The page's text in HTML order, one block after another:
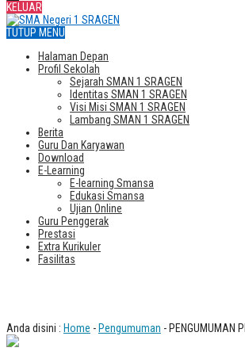
KELUAR
TUTUP MENU
Halaman Depan
Profil Sekolah
Sejarah SMAN 1 SRAGEN
Identitas SMAN 1 SRAGEN
Visi Misi SMAN 1 SRAGEN
Lambang SMAN 1 SRAGEN
Berita
Guru Dan Karyawan
Download
E-Learning
E-learning Smansa
Edukasi Smansa
Ujian Online
Guru Penggerak
Prestasi
Extra Kurikuler
Fasilitas
Anda disini : Home -Pengumuman - PENGUMUMAN